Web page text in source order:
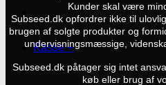
Kasse +
Kunder skal være
Subseed.dk opfordrer ikke til
brugen af solgte produkter og
undervisningsmæssige,
Subseed.dk påtager sig intet
køb eller brug af